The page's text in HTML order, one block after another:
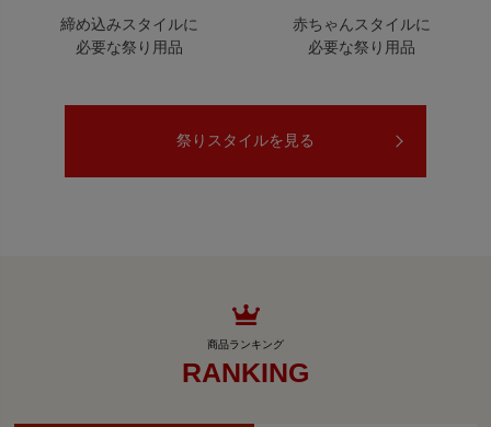
締め込みスタイルに
必要な祭り用品
赤ちゃんスタイルに
必要な祭り用品
祭りスタイルを見る
RANKING